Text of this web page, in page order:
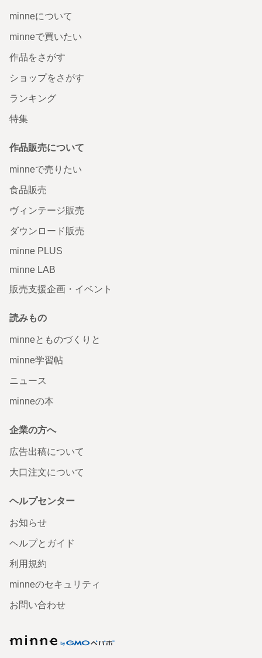
minneについて
minneで買いたい
作品をさがす
ショップをさがす
ランキング
特集
作品販売について
minneで売りたい
食品販売
ヴィンテージ販売
ダウンロード販売
minne PLUS
minne LAB
販売支援企画・イベント
読みもの
minneとものづくりと
minne学習帖
ニュース
minneの本
企業の方へ
広告出稿について
大口注文について
ヘルプセンター
お知らせ
ヘルプとガイド
利用規約
minneのセキュリティ
お問い合わせ